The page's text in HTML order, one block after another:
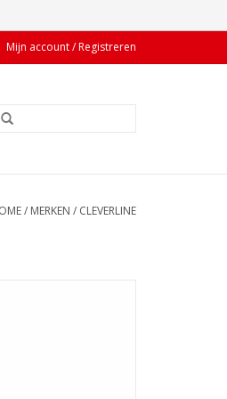
Mijn account / Registreren
/ MERKEN / CLEVERLINE